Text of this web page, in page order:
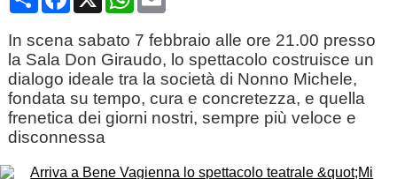
In scena sabato 7 febbraio alle ore 21.00 presso
la Sala Don Giraudo, lo spettacolo costruisce un
dialogo ideale tra la società di Nonno Michele,
fondata su tempo, cura e concretezza, e quella
frenetica dei giorni nostri, sempre più veloce e
disconnessa